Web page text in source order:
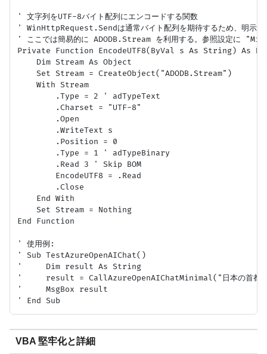
' 文字列をUTF-8バイト配列にエンコードする関数
' WinHttpRequest.Sendは通常バイト配列を期待するため、明示的
' ここでは簡易的に ADODB.Stream を利用する。参照設
Private Function EncodeUTF8(ByVal s As String) As
    Dim Stream As Object
    Set Stream = CreateObject("ADODB.Stream")
    With Stream
        .Type = 2 ' adTypeText
        .Charset = "UTF-8"
        .Open
        .WriteText s
        .Position = 0
        .Type = 1 ' adTypeBinary
        .Read 3 ' Skip BOM
        EncodeUTF8 = .Read
        .Close
    End With
    Set Stream = Nothing
End Function
' 使用例:
' Sub TestAzureOpenAIChat()
'     Dim result As String
'     result = CallAzureOpenAIChatMinimal("日本の首都は
'     MsgBox result
VBA 堅牢化と詳細